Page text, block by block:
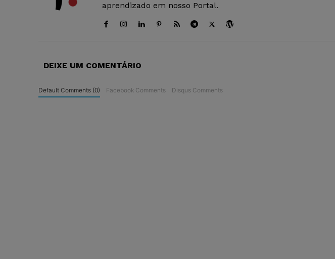
aprendizado em nosso Portal.
DEIXE UM COMENTÁRIO
Default Comments (0) Facebook Comments Disqus Comments